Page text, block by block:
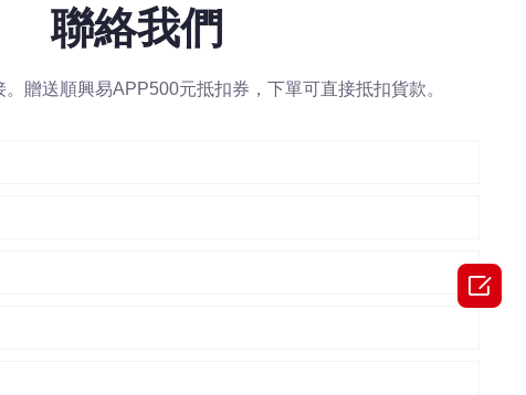
聯絡我們
贈送順興易APP500元抵扣券，下單可直接抵扣貨款。
